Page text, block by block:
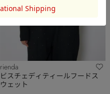
rienda
ビスチェディティールフードス
ウェット